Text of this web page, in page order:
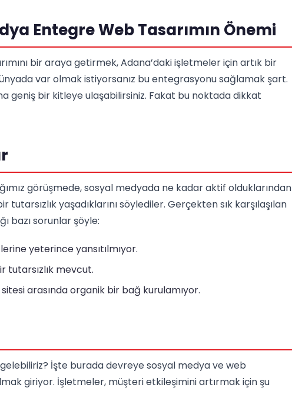
Entegre Web Tasarımın Önemi
bir araya getirmek, Adana’daki işletmeler için artık bir
var olmak istiyorsanız bu entegrasyonu sağlamak şart.
geniş bir kitleye ulaşabilirsiniz. Fakat bu noktada dikkat
görüşmede, sosyal medyada ne kadar aktif olduklarından
yaşadıklarını söylediler. Gerçekten sık karşılaşılan
bazı sorunlar şöyle:
yeterince yansıtılmıyor.
tutarsızlık mevcut.
arasında organik bir bağ kurulamıyor.
gelebiliriz? İşte burada devreye sosyal medya ve web
giriyor. İşletmeler, müşteri etkileşimini artırmak için şu